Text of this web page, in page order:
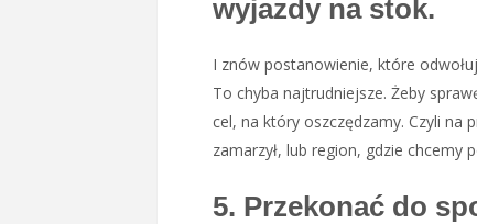
wyjazdy na stok.
I znów postanowienie, które
To chyba najtrudniejsze. Żeby
cel, na który oszczędzamy. Czyli na
zamarzył, lub region, gdzie chcemy
5. Przekonać do